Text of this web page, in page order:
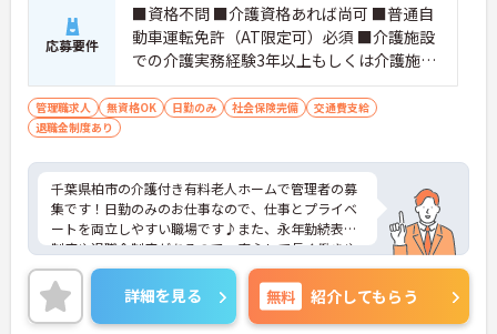
応募要件
■資格不問 ■介護資格あれば尚可 ■普通自
動車運転免許（AT限定可）必須 ■介護施設
での介護実務経験3年以上もしくは介護施設
での管理者経験3年以上必須
管理職求人 無資格OK 日勤のみ 社会保険完備
交通費支給
退職金制度あり
千葉県柏市の介護付き有料老人ホームで管理者の募
集です！日勤のみのお仕事なので、仕事とプライベ
ートを両立しやすい職場です♪また、永年勤続表彰
制度や退職金制度があるので、安心して長く働きや
すい環境が整っています◎ご興味のある方は、面接
ポイントをお伝えしますので、お気軽にご連絡くだ
さい。
詳細を見る 無料 紹介してもらう